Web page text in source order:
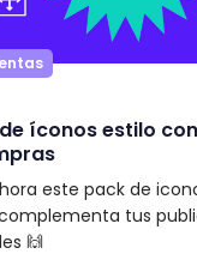
íconos estilo
este pack de
tus
🙌